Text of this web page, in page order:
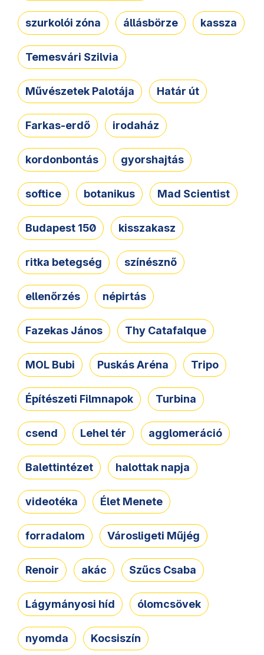
szurkolói zóna állásbörze kassza
Temesvári Szilvia
Művészetek Palotája Határ út
Farkas-erdő irodaház
kordonbontás gyorshajtás
softice botanikus Mad Scientist
Budapest 150 kisszakasz
ritka betegség színésznő
ellenőrzés népirtás
Fazekas János Thy Catafalque
MOL Bubi Puskás Aréna Tripo
Építészeti Filmnapok Turbina
csend Lehel tér agglomeráció
Balettintézet halottak napja
videotéka Élet Menete
forradalom Városligeti Műjég
Renoir akác Szűcs Csaba
Lágymányosi híd ólomcsövek
nyomda Kocsiszín